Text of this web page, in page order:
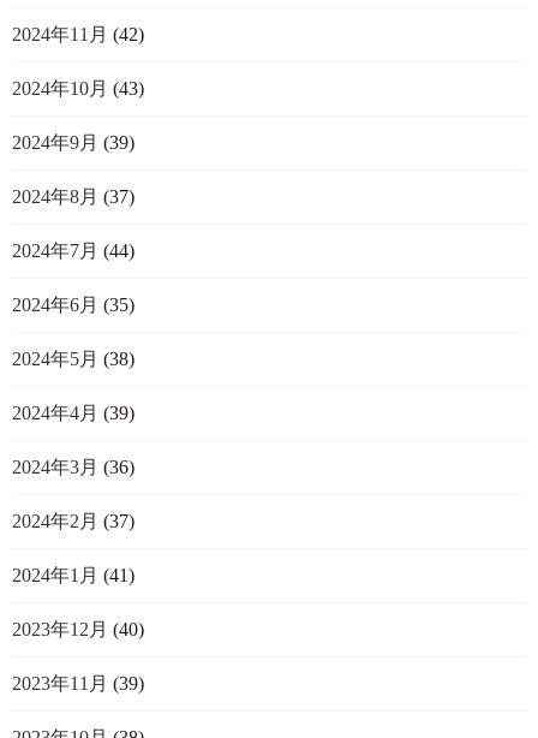
2024年11月 (42)
2024年10月 (43)
2024年9月 (39)
2024年8月 (37)
2024年7月 (44)
2024年6月 (35)
2024年5月 (38)
2024年4月 (39)
2024年3月 (36)
2024年2月 (37)
2024年1月 (41)
2023年12月 (40)
2023年11月 (39)